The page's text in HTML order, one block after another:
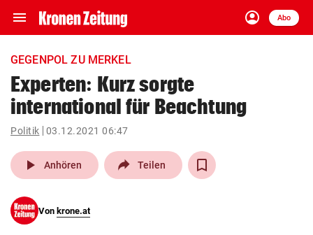
menu Navigation
ein-/ausklappen
account_circle
Anmelden
Abo
close Schließen
account_circle Anmelden
arrow_right
pin_drop
Wien arrow_right
GEGENPOL ZU MERKEL
Experten: Kurz sorgte
international für Beachtung
Politik 03.12.2021 06:47
play_arrow Anhören Teilen
Von krone.at